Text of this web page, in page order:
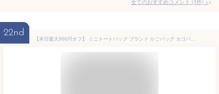
22nd
【本日最大500円オフ】 ミニトートバッグ ブランド かごバッグ カゴバッグ 籠バッグ バッグ 浴衣バッグ 小さめ トートバッグ レディース 軽量 通勤バッグ ミニバッグ ミニトート ストローバッグ 大人 ハンドバッグ かわいい 大容量 プレゼント ギフト 夏